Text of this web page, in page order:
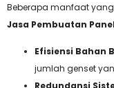
Beberapa manfaat
Jasa Pembuatan
Efisiensi Bahan
jumlah genset